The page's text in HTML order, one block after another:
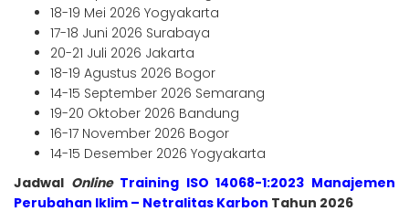
18-19 Mei 2026 Yogyakarta
17-18 Juni 2026 Surabaya
20-21 Juli 2026 Jakarta
18-19 Agustus 2026 Bogor
14-15 September 2026 Semarang
19-20 Oktober 2026 Bandung
16-17 November 2026 Bogor
14-15 Desember 2026 Yogyakarta
Jadwal Online Training ISO 14068-1:2023 Manajemen
Perubahan Iklim – Netralitas Karbon Tahun 2026